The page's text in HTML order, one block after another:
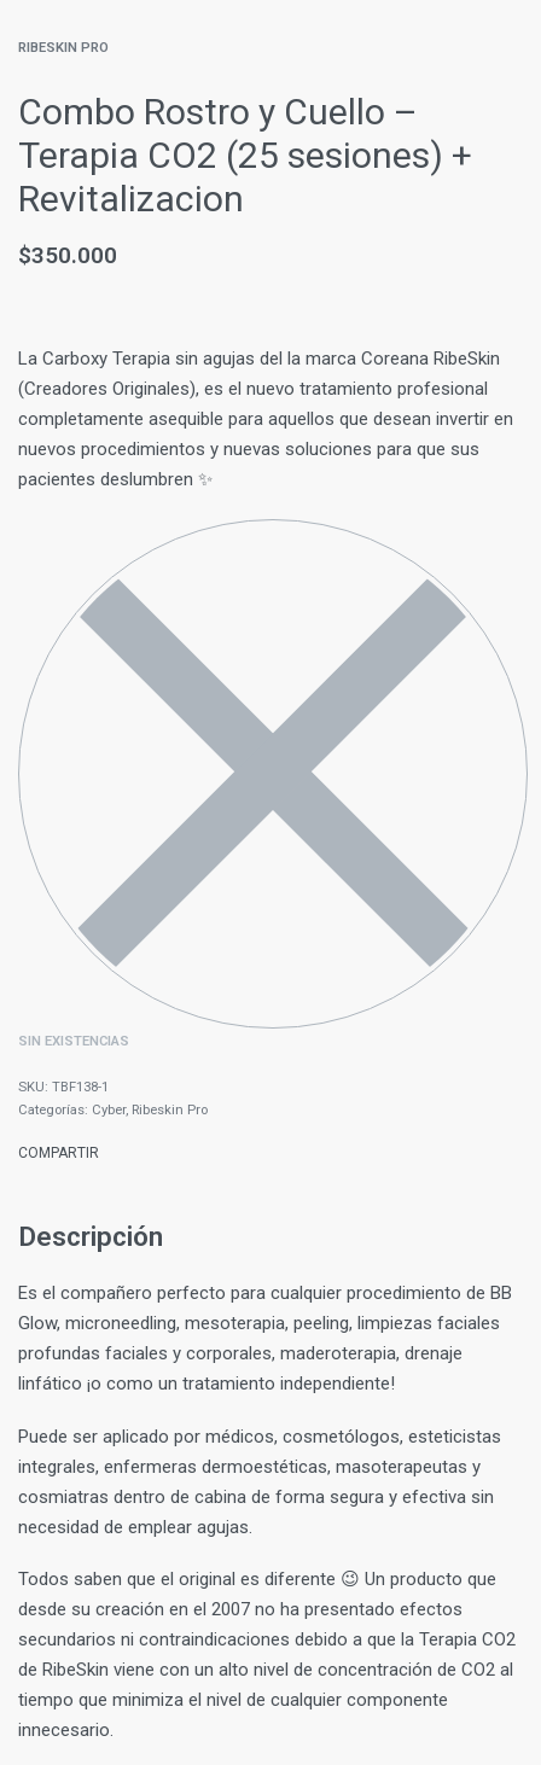
RIBESKIN PRO
Combo Rostro y Cuello –
Terapia CO2 (25 sesiones) +
Revitalizacion
$350.000
La Carboxy Terapia sin agujas del la marca Coreana RibeSkin
(Creadores Originales), es el nuevo tratamiento profesional
completamente asequible para aquellos que desean invertir en
nuevos procedimientos y nuevas soluciones para que sus
pacientes deslumbren ✨
SIN EXISTENCIAS
TBF138-1
Categorías: Cyber, Ribeskin Pro
COMPARTIR
Descripción
Es el compañero perfecto para cualquier procedimiento de BB
Glow, microneedling, mesoterapia, peeling, limpiezas faciales
profundas faciales y corporales, maderoterapia, drenaje
linfático ¡o como un tratamiento independiente!
Puede ser aplicado por médicos, cosmetólogos, esteticistas
integrales, enfermeras dermoestéticas, masoterapeutas y
cosmiatras dentro de cabina de forma segura y efectiva sin
necesidad de emplear agujas.
Todos saben que el original es diferente 😉 Un producto que
desde su creación en el 2007 no ha presentado efectos
secundarios ni contraindicaciones debido a que la Terapia CO2
de RibeSkin viene con un alto nivel de concentración de CO2 al
tiempo que minimiza el nivel de cualquier componente
innecesario.